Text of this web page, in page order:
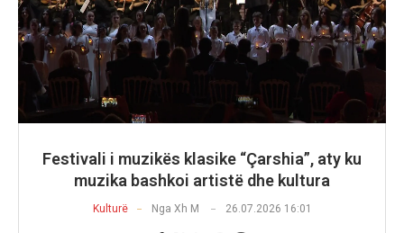
Festivali i muzikës klasike “Çarshia”, aty ku
muzika bashkoi artistë dhe kultura
Kulturë Nga Xh M 26.07.2026 16:01